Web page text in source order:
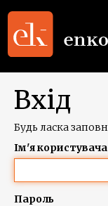
Вхід
Будь ласка
Ім'я користувача
Пароль